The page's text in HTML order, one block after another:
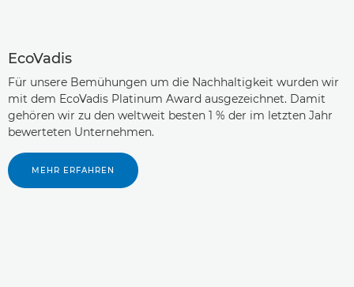
EcoVadis
Für unsere Bemühungen um die Nachhaltigkeit wurden wir
mit dem EcoVadis Platinum Award ausgezeichnet. Damit
gehören wir zu den weltweit besten 1 % der im letzten Jahr
bewerteten Unternehmen.
MEHR ERFAHREN